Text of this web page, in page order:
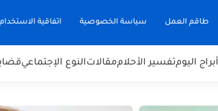
طاقم العمل سياسة الخصوصية اتفاقية الاستخدام
أبراج اليومتفسير الأحلاممقالاتالنوع الإجتماعي